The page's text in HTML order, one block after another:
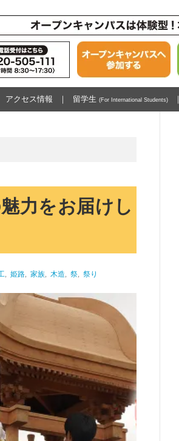
アクセス情報 留学生 (For International Students)
力をお届けし
姫路 家族 木造 祭 祭り